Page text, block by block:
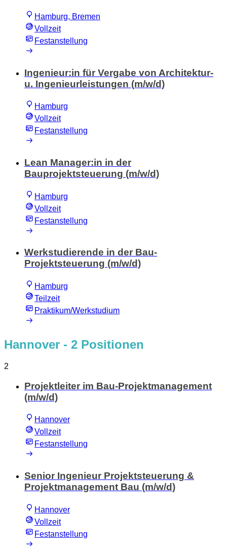
Hamburg, Bremen
Vollzeit
Festanstellung
Ingenieur:in für Vergabe von Architektur-
u. Ingenieurleistungen (m/w/d)
Hamburg
Vollzeit
Festanstellung
Lean Manager:in in der
Bauprojektsteuerung (m/w/d)
Hamburg
Vollzeit
Festanstellung
Werkstudierende in der Bau-
Projektsteuerung (m/w/d)
Hamburg
Teilzeit
Praktikum/Werkstudium
Hannover - 2 Positionen
2
Projektleiter im Bau-Projektmanagement
(m/w/d)
Hannover
Vollzeit
Festanstellung
Senior Ingenieur Projektsteuerung &
Projektmanagement Bau (m/w/d)
Hannover
Vollzeit
Festanstellung